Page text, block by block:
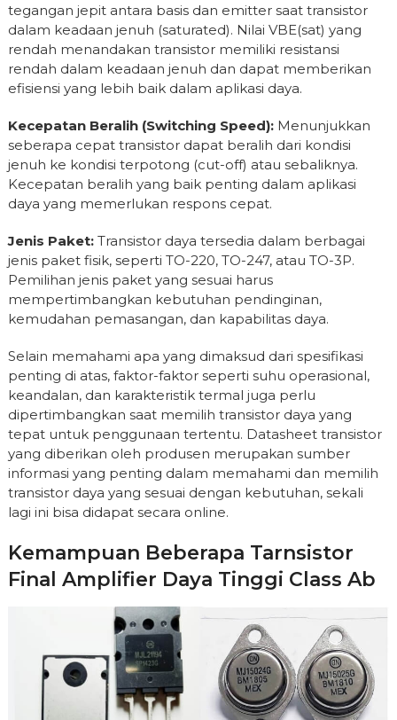
tegangan jepit antara basis dan emitter saat transistor
dalam keadaan jenuh (saturated). Nilai VBE(sat) yang
rendah menandakan transistor memiliki resistansi
rendah dalam keadaan jenuh dan dapat memberikan
efisiensi yang lebih baik dalam aplikasi daya.
Kecepatan Beralih (Switching Speed):Menunjukkan
seberapa cepat transistor dapat beralih dari kondisi
jenuh ke kondisi terpotong (cut-off) atau sebaliknya.
Kecepatan beralih yang baik penting dalam aplikasi
daya yang memerlukan respons cepat.
Jenis Paket:Transistor daya tersedia dalam berbagai
jenis paket fisik, seperti TO-220, TO-247, atau TO-3P.
Pemilihan jenis paket yang sesuai harus
mempertimbangkan kebutuhan pendinginan,
kemudahan pemasangan, dan kapabilitas daya.
Selain memahami apa yang dimaksud dari spesifikasi
penting di atas, faktor-faktor seperti suhu operasional,
keandalan, dan karakteristik termal juga perlu
dipertimbangkan saat memilih transistor daya yang
tepat untuk penggunaan tertentu. Datasheet transistor
yang diberikan oleh produsen merupakan sumber
informasi yang penting dalam memahami dan memilih
transistor daya yang sesuai dengan kebutuhan, sekali
lagi ini bisa didapat secara online.
Kemampuan Beberapa Tarnsistor
Final Amplifier Daya Tinggi Class Ab